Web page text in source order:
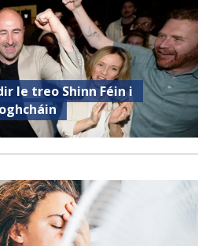
le treo Shinn Féin i